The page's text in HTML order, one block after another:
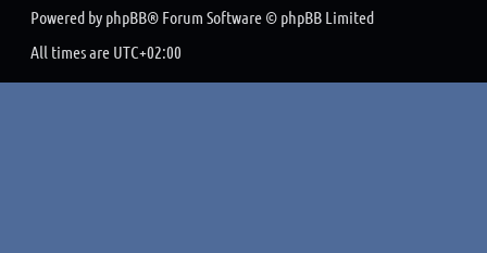
Powered by phpBB® Forum Software © phpBB Limited
All times are UTC+02:00